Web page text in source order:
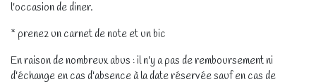
l'occasion de diner.
* prenez un carnet de note et un bic
En raison de nombreux abus : il n'y a pas de remboursement ni
d'échange en cas d'absence à la date réservée sauf en cas de